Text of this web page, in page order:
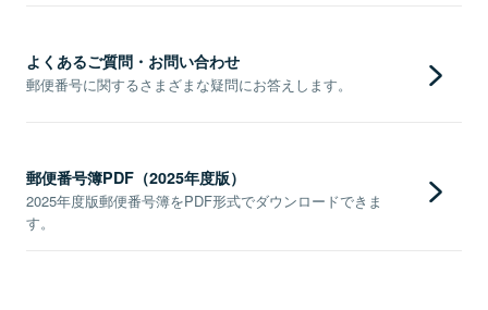
よくあるご質問・お問い合わせ
郵便番号に関するさまざまな疑問にお答えします。
郵便番号簿PDF（2025年度版）
2025年度版郵便番号簿をPDF形式でダウンロードできま
す。